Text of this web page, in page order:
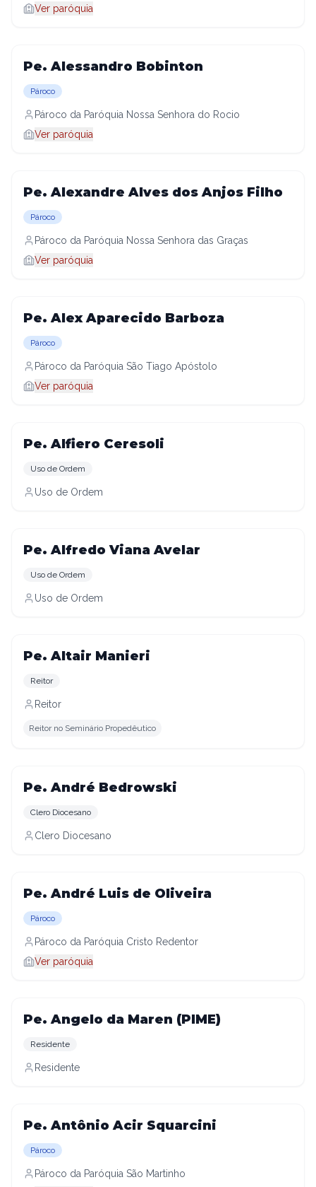
Ver paróquia
Pe. Alessandro Bobinton
Pároco
Pároco da Paróquia Nossa Senhora do Rocio
Ver paróquia
Pe. Alexandre Alves dos Anjos Filho
Pároco
Pároco da Paróquia Nossa Senhora das Graças
Ver paróquia
Pe. Alex Aparecido Barboza
Pároco
Pároco da Paróquia São Tiago Apóstolo
Ver paróquia
Pe. Alfiero Ceresoli
Uso de Ordem
Uso de Ordem
Pe. Alfredo Viana Avelar
Uso de Ordem
Uso de Ordem
Pe. Altair Manieri
Reitor
Reitor
Reitor no Seminário Propedêutico
Pe. André Bedrowski
Clero Diocesano
Clero Diocesano
Pe. André Luis de Oliveira
Pároco
Pároco da Paróquia Cristo Redentor
Ver paróquia
Pe. Angelo da Maren (PIME)
Residente
Residente
Pe. Antônio Acir Squarcini
Pároco
Pároco da Paróquia São Martinho